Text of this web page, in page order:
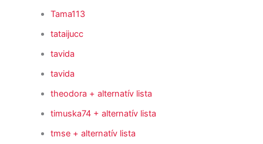
Tama113
tataijucc
tavida
tavida
theodora + alternatív lista
timuska74 + alternatív lista
tmse + alternatív lista